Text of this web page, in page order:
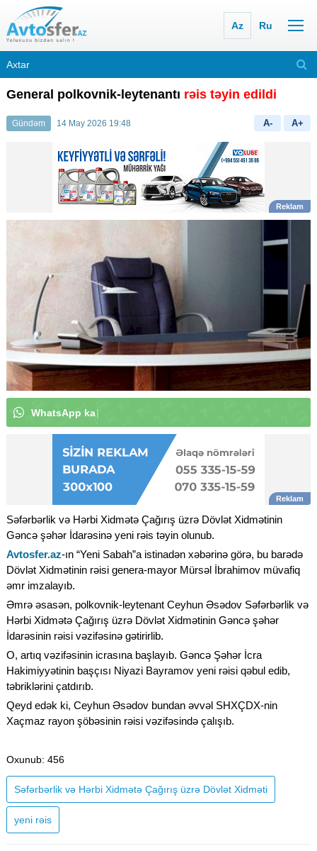
Az Ru
General polkovnik-leytenantı rəis təyin edildi
Gündəm 14 May 2026 19:48 A- A+
WhatsApp kan
Səfərbərlik və Hərbi Xidmətə Çağırış üzrə Dövlət Xidmətinin
Gəncə şəhər İdarəsinə yeni rəis təyin olunub.
Avtosfer.az-ın “Yeni Sabah”a istinadən xəbərinə görə, bu barədə
Dövlət Xidmətinin rəisi genera-mayor Mürsəl İbrahimov müvafiq
əmr imzalayıb.
Əmrə əsasən, polkovnik-leytenant Ceyhun Əsədov Səfərbərlik və
Hərbi Xidmətə Çağırış üzrə Dövlət Xidmətinin Gəncə şəhər
İdarəsinin rəisi vəzifəsinə gətirirlib.
O, artıq vəzifəsinin icrasına başlayıb. Gəncə Şəhər İcra
Hakimiyyətinin başçısı Niyazi Bayramov yeni rəisi qəbul edib,
təbriklərini çatdırıb.
Qeyd edək ki, Ceyhun Əsədov bundan əvvəl SHXÇDX-nin
Xaçmaz rayon şöbəsinin rəisi vəzifəsində çalışıb.
Oxunub: 456
Səfərbərlik və Hərbi Xidmətə Çağırış üzrə Dövlət Xidməti
yeni rəis